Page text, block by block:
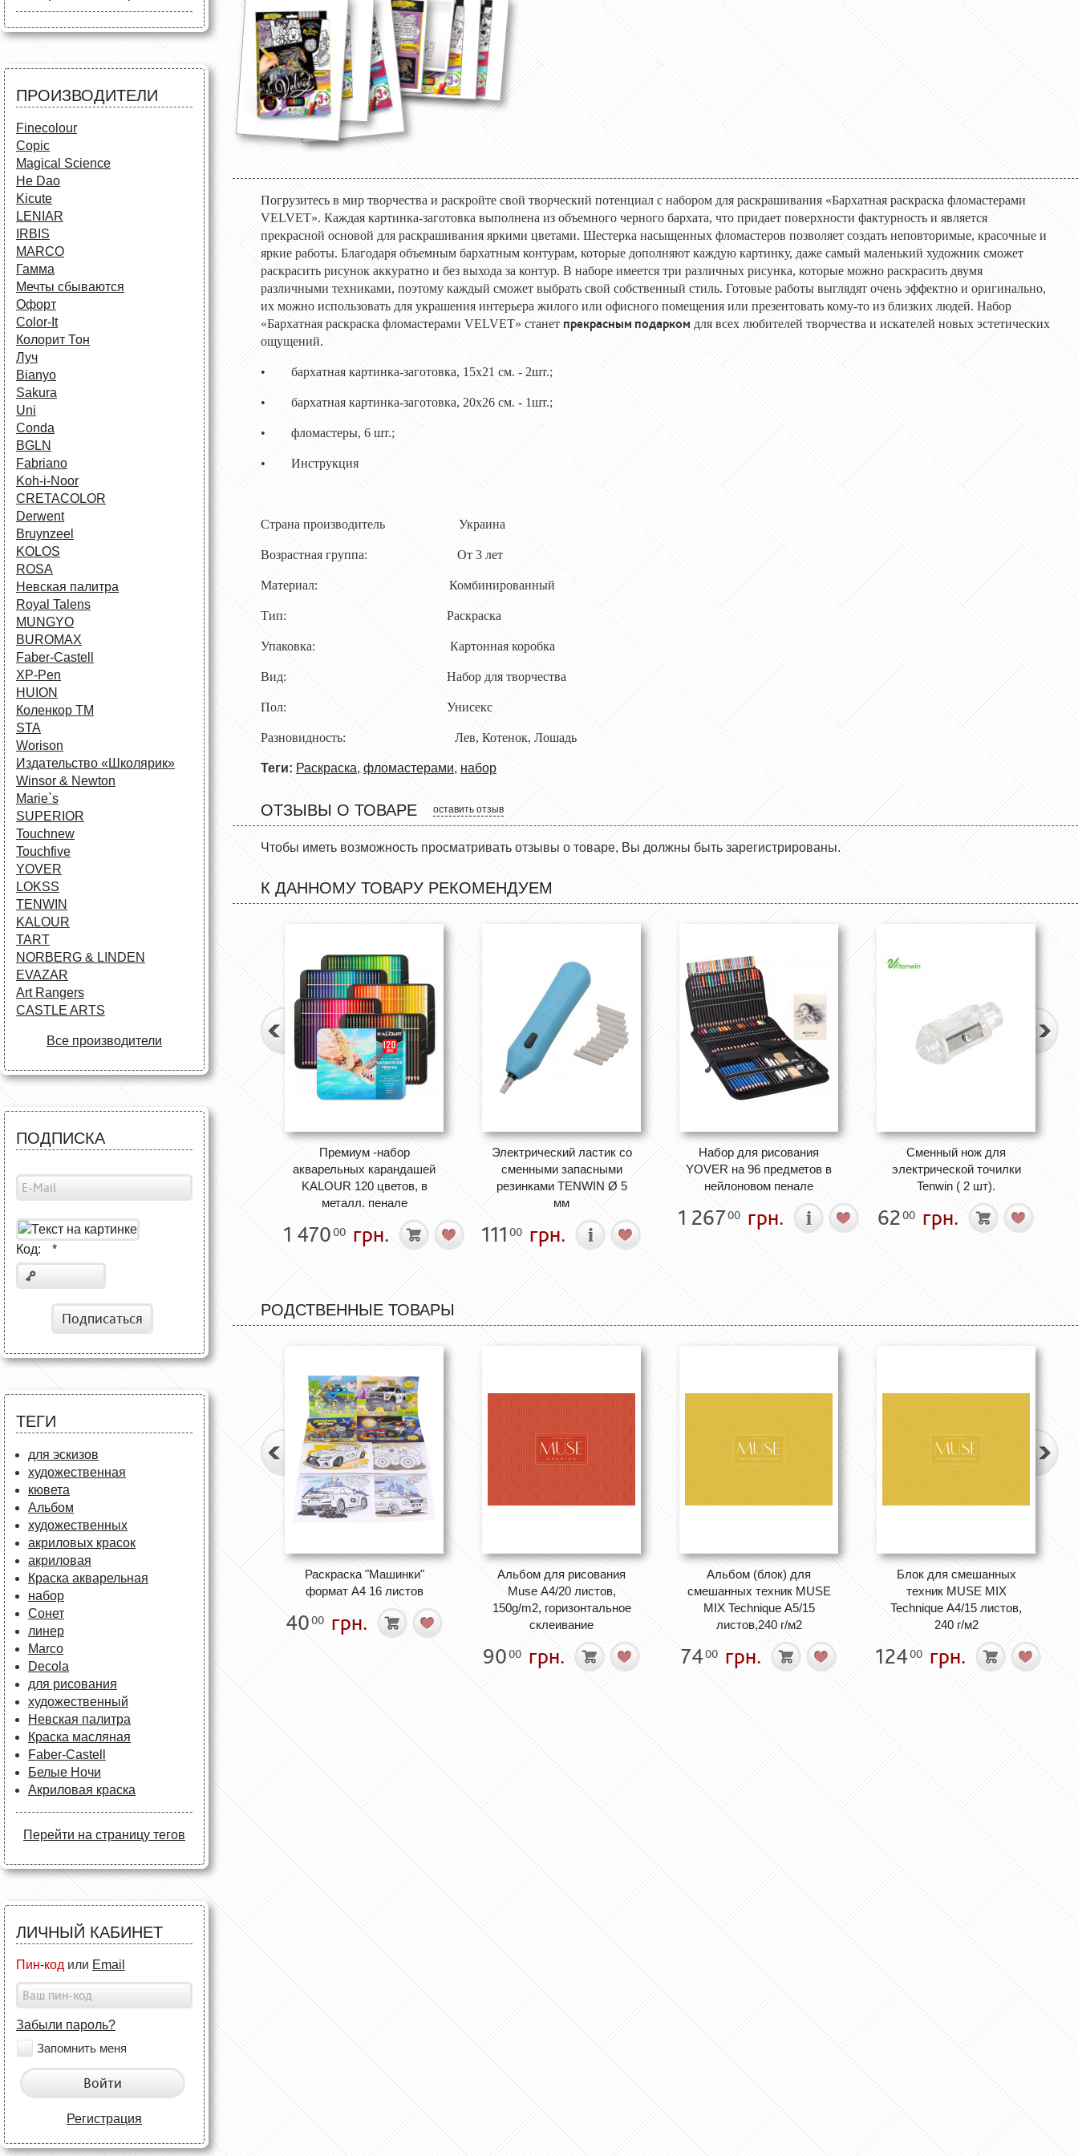
Карандаши
Краски и кисти
ПРОИЗВОДИТЕЛИ
Finecolour
Copic
Magical Science
He Dao
Kicute
LENIAR
IRBIS
MARCO
Гамма
Мечты сбываются
Офорт
Сolor-It
Колорит Тон
Луч
Bianyo
Sakura
Uni
Conda
BGLN
Fabriano
Koh-i-Noor
CRETACOLOR
Derwent
Bruynzeel
KOLOS
ROSA
Невская палитра
Royal Talens
MUNGYO
BUROMAX
Faber-Castell
XP-Pen
HUION
Коленкор ТМ
STA
Worison
Издательство «Школярик»
Winsor & Newton
Marie`s
SUPERIOR
Touchnew
Touchfive
YOVER
LOKSS
TENWIN
KALOUR
TART
NORBERG & LINDEN
EVAZAR
Art Rangers
CASTLE ARTS
Все производители
ПОДПИСКА
Код: *
Подписаться
ТЕГИ
для эскизов
художественная
кювета
Альбом
художественных
акриловых красок
акриловая
Краска акварельная
набор
Сонет
линер
Marco
Decola
для рисования
художественный
Невская палитра
Краска масляная
Faber-Castell
Белые Ночи
Акриловая краска
Перейти на страницу тегов
ЛИЧНЫЙ КАБИНЕТ
Пин-код или Email
Забыли пароль?
Запомнить меня
Войти
Регистрация
Погрузитесь в мир творчества и раскройте свой творческий потенциал с набором для раскрашивания «Бархатная раскраска фломастерами
VELVET». Каждая картинка-заготовка выполнена из объемного черного бархата, что придает поверхности фактурность и является
прекрасной основой для раскрашивания яркими цветами. Шестерка насыщенных фломастеров позволяет создать неповторимые, красочные и
яркие работы. Благодаря объемным бархатным контурам, которые дополняют каждую картинку, даже самый маленький художник сможет
раскрасить рисунок аккуратно и без выхода за контур. В наборе имеется три различных рисунка, которые можно раскрасить двумя
различными техниками, поэтому каждый сможет выбрать свой собственный стиль. Готовые работы выглядят очень эффектно и оригинально,
их можно использовать для украшения интерьера жилого или офисного помещения или презентовать кому-то из близких людей. Набор
«Бархатная раскраска фломастерами VELVET» станет прекрасным подарком для всех любителей творчества и искателей новых эстетических
ощущений.
• бархатная картинка-заготовка, 15х21 см. - 2шт.;
• бархатная картинка-заготовка, 20х26 см. - 1шт.;
• фломастеры, 6 шт.;
• Инструкция
Страна производитель Украина
Возрастная группа: От 3 лет
Материал: Комбинированный
Тип: Раскраска
Упаковка: Картонная коробка
Вид: Набор для творчества
Пол: Унисекс
Разновидность: Лев, Котенок, Лошадь
Теги: Раскраска, фломастерами, набор
ОТЗЫВЫ О ТОВАРЕ оставить отзыв
Чтобы иметь возможность просматривать отзывы о товаре, Вы должны быть зарегистрированы.
К ДАННОМУ ТОВАРУ РЕКОМЕНДУЕМ
Премиум -набор
акварельных карандашей
KALOUR 120 цветов, в
металл. пенале
1 47000 грн.
Электрический ластик со
сменными запасными
резинками TENWIN Ø 5
мм
111 00 грн.
Набор для рисования
YOVER на 96 предметов в
нейлоновом пенале
1 26700 грн.
Сменный нож для
электрической точилки
Tenwin ( 2 шт).
6200 грн.
РОДСТВЕННЫЕ ТОВАРЫ
Раскраска "Машинки"
формат А4 16 листов
4000 грн.
Альбом для рисования
Muse А4/20 листов,
150g/m2, горизонтальное
склеивание
9000 грн.
Альбом (блок) для
смешанных техник MUSE
MIX Technique А5/15
листов,240 г/м2
7400 грн.
Блок для смешанных
техник MUSE MIX
Technique А4/15 листов,
240 г/м2
12400 грн.